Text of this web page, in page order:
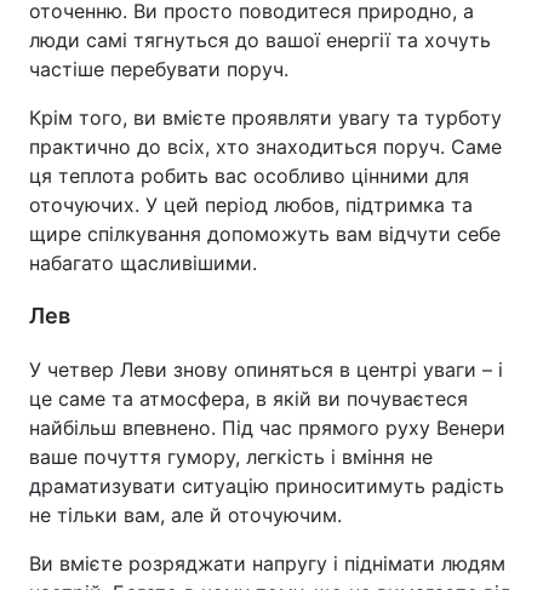
оточенню. Ви просто поводитеся природно, а
люди самі тягнуться до вашої енергії та хочуть
частіше перебувати поруч.
Крім того, ви вмієте проявляти увагу та турботу
практично до всіх, хто знаходиться поруч. Саме
ця теплота робить вас особливо цінними для
оточуючих. У цей період любов, підтримка та
щире спілкування допоможуть вам відчути себе
набагато щасливішими.
Лев
У четвер Леви знову опиняться в центрі уваги – і
це саме та атмосфера, в якій ви почуваєтеся
найбільш впевнено. Під час прямого руху Венери
ваше почуття гумору, легкість і вміння не
драматизувати ситуацію приноситимуть радість
не тільки вам, але й оточуючим.
Ви вмієте розряджати напругу і піднімати людям